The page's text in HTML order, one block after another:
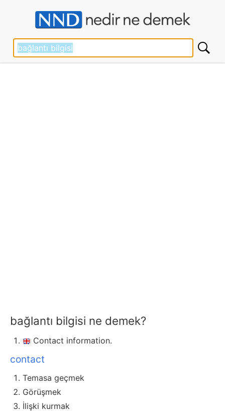
bağlantı bilgisi ne demek?
Contact information.
contact
Temasa geçmek
Görüşmek
İlişki kurmak